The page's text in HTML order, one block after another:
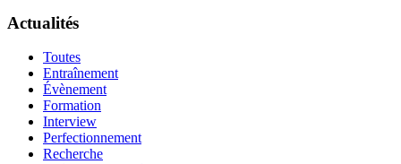
Actualités
Toutes
Entraînement
Évènement
Formation
Interview
Perfectionnement
Recherche